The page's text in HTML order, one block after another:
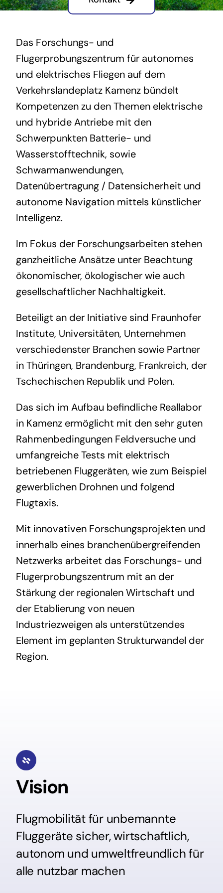
Das Forschungs- und
Flugerprobungszentrum für autonomes
und elektrisches Fliegen auf dem
Verkehrslandeplatz Kamenz bündelt
Kompetenzen zu den Themen elektrische
und hybride Antriebe mit den
Schwerpunkten Batterie- und
Wasserstofftechnik, sowie
Schwarmanwendungen,
Datenübertragung / Datensicherheit und
autonome Navigation mittels künstlicher
Intelligenz.
Im Fokus der Forschungsarbeiten stehen
ganzheitliche Ansätze unter Beachtung
ökonomischer, ökologischer wie auch
gesellschaftlicher Nachhaltigkeit.
Beteiligt an der Initiative sind Fraunhofer
Institute, Universitäten, Unternehmen
verschiedenster Branchen sowie Partner
in Thüringen, Brandenburg, Frankreich, der
Tschechischen Republik und Polen.
Das sich im Aufbau befindliche Reallabor
in Kamenz ermöglicht mit den sehr guten
Rahmenbedingungen Feldversuche und
umfangreiche Tests mit elektrisch
betriebenen Fluggeräten, wie zum Beispiel
gewerblichen Drohnen und folgend
Flugtaxis.
Mit innovativen Forschungsprojekten und
innerhalb eines branchenübergreifenden
Netzwerks arbeitet das Forschungs- und
Flugerprobungszentrum mit an der
Stärkung der regionalen Wirtschaft und
der Etablierung von neuen
Industriezweigen als unterstützendes
Element im geplanten Strukturwandel der
Region.
Vision
Flugmobilität für unbemannte
Fluggeräte sicher, wirtschaftlich,
autonom und umweltfreundlich für
alle nutzbar machen